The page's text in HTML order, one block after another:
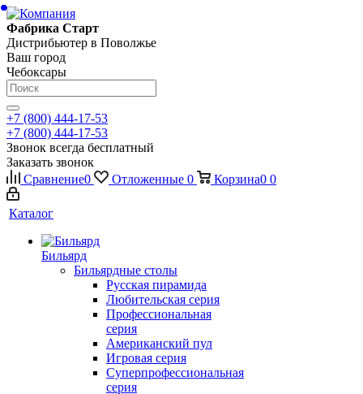
Фабрика Старт
Дистрибьютер в Поволжье
Ваш город
Чебоксары
+7 (800) 444-17-53
+7 (800) 444-17-53
Звонок всегда бесплатный
Заказать звонок
Сравнение0 Отложенные 0 Корзина0 0
Каталог
Бильярд
Бильярдные столы
Русская пирамида
Любительская серия
Профессиональная
серия
Американский пул
Игровая серия
Суперпрофессиональная
серия